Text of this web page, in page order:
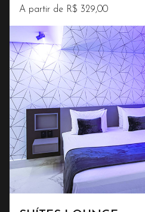
A partir de R$ 329,00